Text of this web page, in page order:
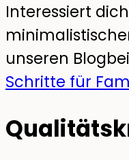
Interessiert
unseren
Schritte für